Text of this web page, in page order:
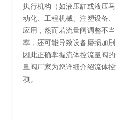
执行机构（如液压缸或液压
动化、工程机械、注塑设备
应用，然而若流量阀调整不
率，还可能导致设备磨损加
因此正确掌握流体控流量阀
量阀厂家为您详细介绍流体
项。